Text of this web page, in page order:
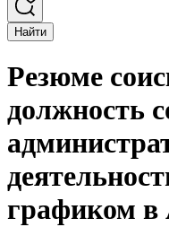
Найти
Резюме
должность
графиком в